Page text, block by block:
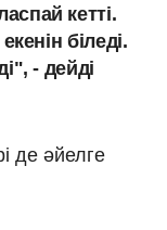
кетті.
біледі.
- дейді
де әйелге